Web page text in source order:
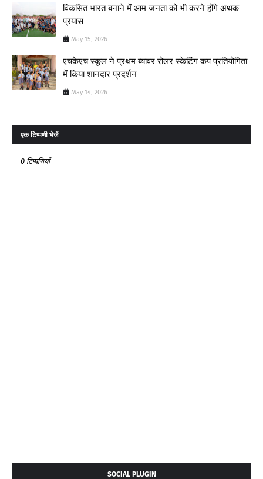
विकसित भारत बनाने में आम जनता को भी करने होंगे अथक
प्रयास
May 15, 2026
एचकेएच स्कूल ने प्रथम ब्यावर रोलर स्केटिंग कप प्रतियोगिता
में किया शानदार प्रदर्शन
May 14, 2026
एक टिप्पणी भेजें
0 टिप्पणियाँ
SOCIAL PLUGIN